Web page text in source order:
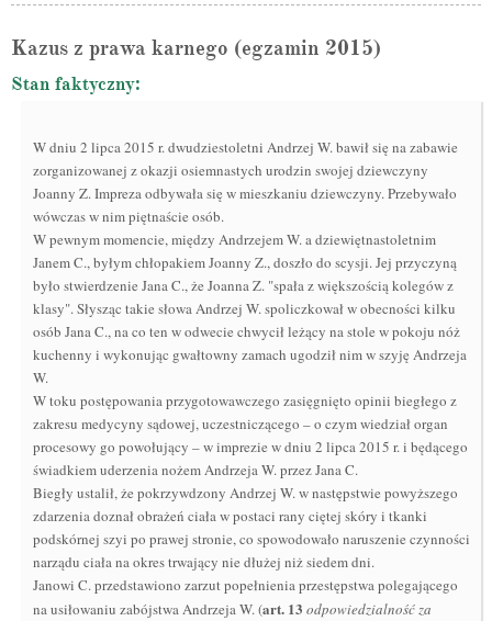
Kazus z prawa karnego (egzamin 2015)
Stan faktyczny:
W dniu 2 lipca 2015 r. dwudziestoletni Andrzej W. bawił się na zabawie
zorganizowanej z okazji osiemnastych urodzin swojej dziewczyny
Joanny Z. Impreza odbywała się w mieszkaniu dziewczyny. Przebywało
wówczas w nim piętnaście osób.
W pewnym momencie, między Andrzejem W. a dziewiętnastoletnim
Janem C., byłym chłopakiem Joanny Z., doszło do scysji. Jej przyczyną
było stwierdzenie Jana C., że Joanna Z. "spała z większością kolegów z
klasy". Słysząc takie słowa Andrzej W. spoliczkował w obecności kilku
osób Jana C., na co ten w odwecie chwycił leżący na stole w pokoju nóż
kuchenny i wykonując gwałtowny zamach ugodził nim w szyję Andrzeja
W.
W toku postępowania przygotowawczego zasięgnięto opinii biegłego z
zakresu medycyny sądowej, uczestniczącego – o czym wiedział organ
procesowy go powołujący – w imprezie w dniu 2 lipca 2015 r. i będącego
świadkiem uderzenia nożem Andrzeja W. przez Jana C.
Biegły ustalił, że pokrzywdzony Andrzej W. w następstwie powyższego
zdarzenia doznał obrażeń ciała w postaci rany ciętej skóry i tkanki
podskórnej szyi po prawej stronie, co spowodowało naruszenie czynności
narządu ciała na okres trwający nie dłużej niż siedem dni.
Janowi C. przedstawiono zarzut popełnienia przestępstwa polegającego
na usiłowaniu zabójstwa Andrzeja W. (art. 13 odpowiedzialność za